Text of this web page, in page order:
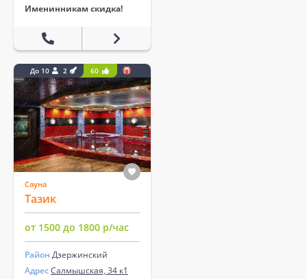
Именинникам скидка!
До 10 2 60
Сауна
Тазик
от 1500 до 1800 р/час
Район Дзержинский
АдресСалмышская, 34 к1